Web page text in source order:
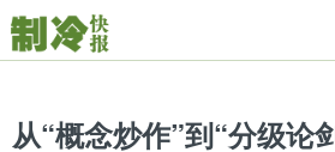
从“概念炒作”到“分级论